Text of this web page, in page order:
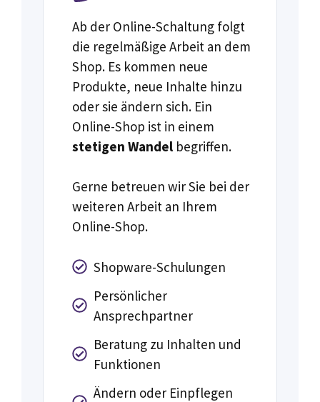
Ab der Online-Schaltung folgt
die regelmäßige Arbeit an dem
Shop. Es kommen neue
Produkte, neue Inhalte hinzu
oder sie ändern sich. Ein
Online-Shop ist in einem
stetigen Wandel begriffen.
Gerne betreuen wir Sie bei der
weiteren Arbeit an Ihrem
Online-Shop.
Shopware-Schulungen
Persönlicher
Ansprechpartner
Beratung zu Inhalten und
Funktionen
Ändern oder Einpflegen